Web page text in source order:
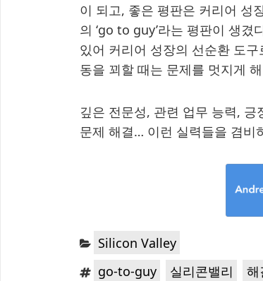
이 되고, 좋은 평판은 커리어 성
의 ‘go to guy’라는 평판이 생
있어 커리어 성장의 선순환 도
동을 꾀할 때는 문제를 멋지게
깊은 전문성, 관련 업무 능력,
문제 해결… 이런 실력들을 겸비
Categories:
Silicon Valley
Tags:go-to-guy 실리콘밸리 해